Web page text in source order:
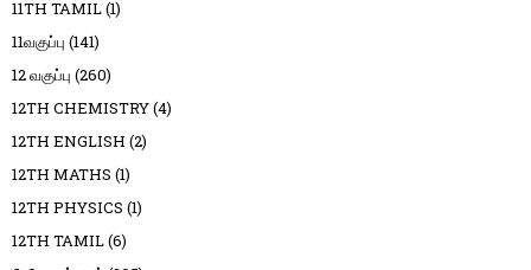
11TH TAMIL(1)
11வகுப்பு (141)
12 வகுப்பு (260)
12TH CHEMISTRY(4)
12TH ENGLISH (2)
12TH MATHS (1)
12TH PHYSICS (1)
12TH TAMIL(6)